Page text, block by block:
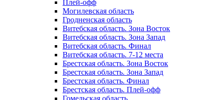
Плей-офф
Могилевская область
Гродненская область
Витебская область. Зона Восток
Витебская область. Зона Запад
Витебская область. Финал
Витебская область. 7-12 места
Брестская область. Зона Восток
Брестская область. Зона Запад
Брестская область. Финал
Брестская область. Плей-офф
Гомельская область